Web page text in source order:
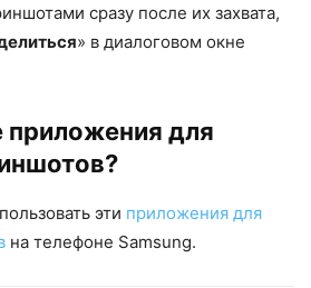
сразу после их захвата,
» в диалоговом окне
приложения для
эти приложения для
на телефоне Samsung.